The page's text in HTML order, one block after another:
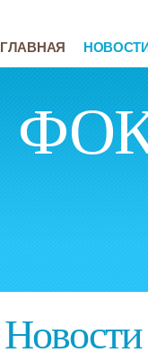
ГЛАВНАЯ
Новости